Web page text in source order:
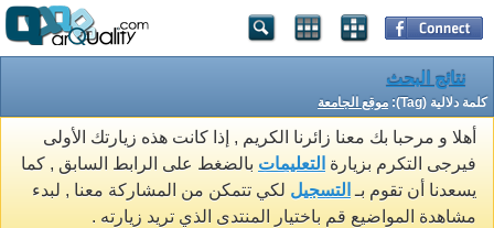
نتائج البحث
كلمة دلالية (Tag): موقع الجامعة
أهلا و مرحبا بك معنا زائرنا الكريم , إذا كانت هذه زيارتك الأولى
فيرجى التكرم بزيارة التعليمات بالضغط على الرابط السابق , كما
يسعدنا أن تقوم بـ التسجيل لكي تتمكن من المشاركة معنا , لبدء
مشاهدة المواضيع قم باختيار المنتدى الذي تريد زيارته .